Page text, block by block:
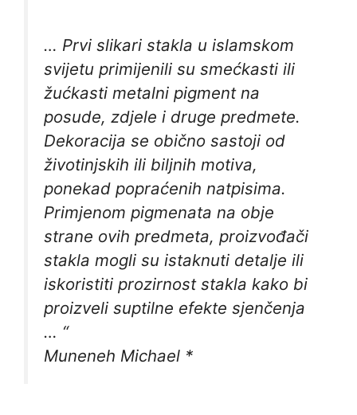
… Prvi slikari stakla u islamskom
svijetu primijenili su smećkasti ili
žućkasti metalni pigment na
posude, zdjele i druge predmete.
Dekoracija se obično sastoji od
životinjskih ili biljnih motiva,
ponekad popraćenih natpisima.
Primjenom pigmenata na obje
strane ovih predmeta, proizvođači
stakla mogli su istaknuti detalje ili
iskoristiti prozirnost stakla kako bi
proizveli suptilne efekte sjenčenja
… “
Muneneh Michael *